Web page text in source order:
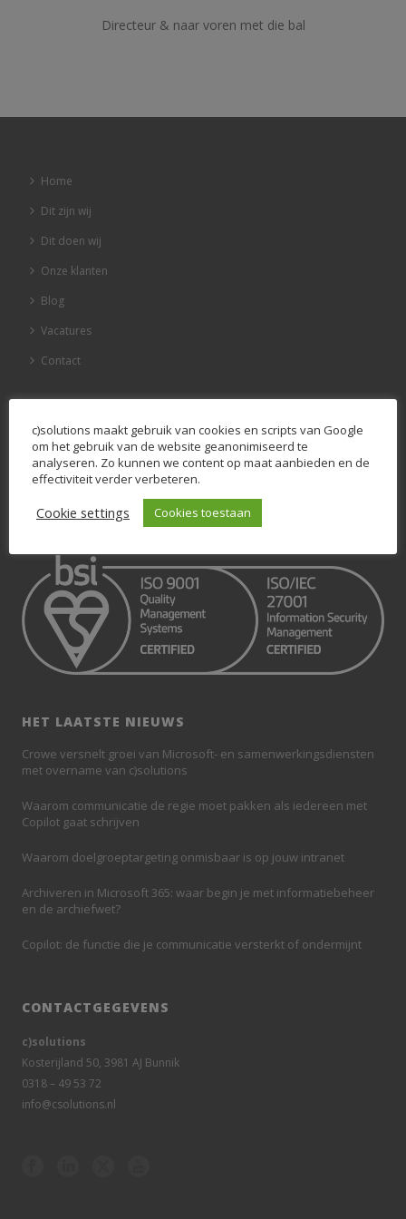
Directeur & naar voren met die bal
Home
Dit zijn wij
Dit doen wij
Onze klanten
Blog
Vacatures
Contact
OVER C)SOLUTIONS
Wij zijn c)solutions. Dé nummer 1 in Microsoft 365, SharePoint en
Teams. Wij weten krachtige Digitale Workplaces op basis van
staat.
HET LAATSTE NIEUWS
Crowe versnelt groei van Microsoft- en samenwerkingsdiensten
met overname van c)solutions
Waarom communicatie de regie moet pakken als iedereen met
Copilot gaat schrijven
Waarom doelgroeptargeting onmisbaar is op jouw intranet
Archiveren in Microsoft 365: waar begin je met informatiebeheer
en de archiefwet?
Copilot: de functie die je communicatie versterkt of ondermijnt
CONTACTGEGEVENS
c)solutions
Kosterijland 50, 3981 AJ Bunnik
0318 – 49 53 72
info@csolutions.nl
c)solutions maakt gebruik van cookies en scripts van Google
om het gebruik van de website geanonimiseerd te
analyseren. Zo kunnen we content op maat aanbieden en de
effectiviteit verder verbeteren.
Cookie settings Cookies toestaan